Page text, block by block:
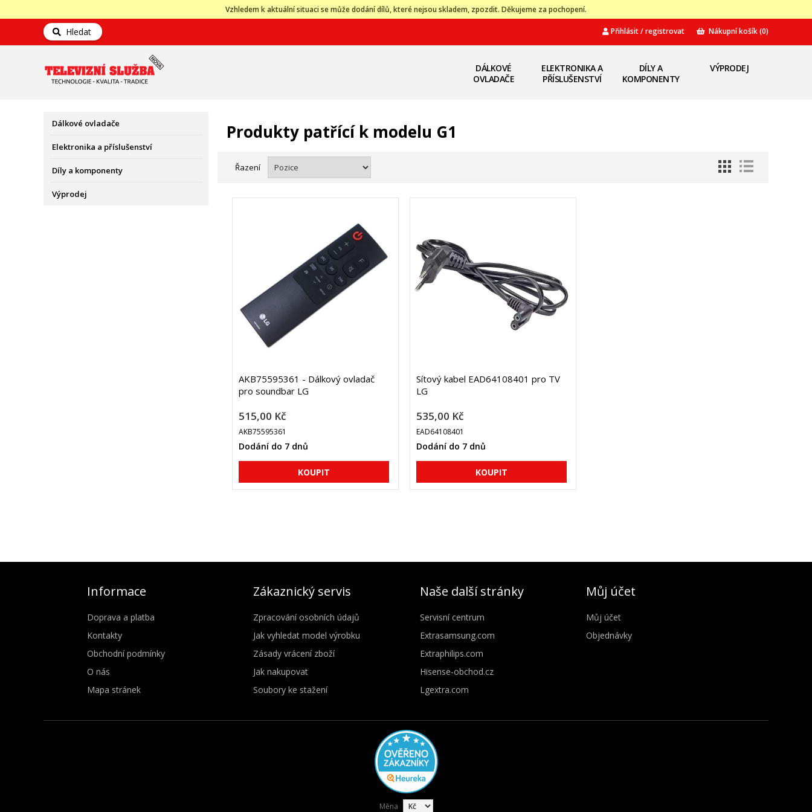
Vzhledem k aktuální situaci se může dodání dílů, které nejsou skladem, zpozdit. Děkujeme za pochopení.
Hledat Přihlásit / registrovat Nákupní košík(0)
DÁLKOVÉ
OVLADAČE
ELEKTRONIKA A
PŘÍSLUŠENSTVÍ
DÍLY A
KOMPONENTY
VÝPRODEJ
Dálkové ovladače
Elektronika a příslušenství
Díly a komponenty
Výprodej
Produkty patřící k modelu G1
Řazení
AKB75595361 - Dálkový ovladač
pro soundbar LG
515,00 Kč
AKB75595361
Dodání do 7 dnů
Sítový kabel EAD64108401 pro TV
LG
535,00 Kč
EAD64108401
Dodání do 7 dnů
Informace
Doprava a platba
Kontakty
Obchodní podmínky
O nás
Mapa stránek
Zákaznický servis
Zpracování osobních údajů
Jak vyhledat model výrobku
Zásady vrácení zboží
Jak nakupovat
Soubory ke stažení
Naše další stránky
Servisní centrum
Extrasamsung.com
Extraphilips.com
Hisense-obchod.cz
Lgextra.com
Můj účet
Můj účet
Objednávky
Měna